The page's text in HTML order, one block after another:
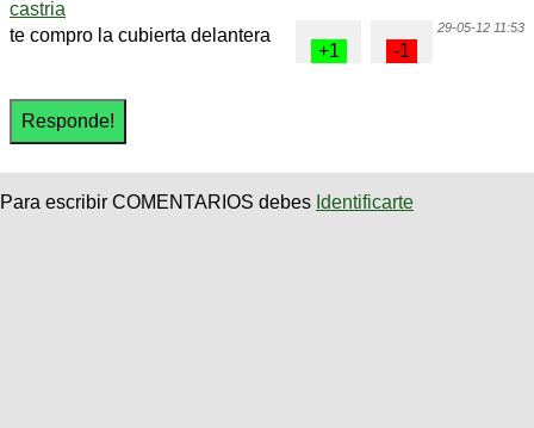
castria
29-05-12 11:53
te compro la cubierta delantera
Para escribir COMENTARIOS debes Identificarte